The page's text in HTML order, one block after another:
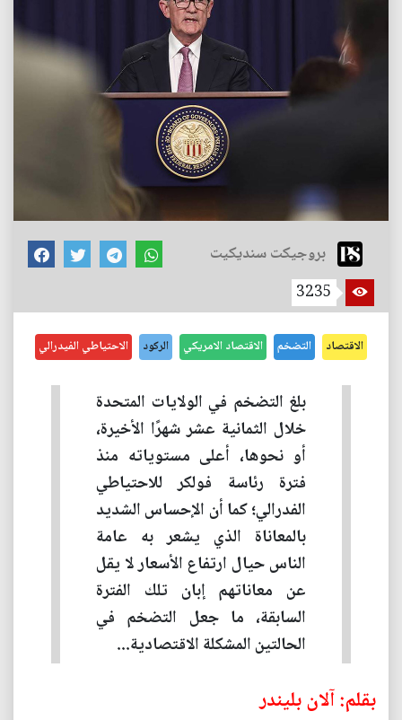
بروجيكت سنديكيت
3235
الاقتصاد التضخم الاقتصاد الامريكي الركود الاحتياطي الفيدرالي
بلغ التضخم في الولايات المتحدة
خلال الثمانية عشر شهرًا الأخيرة،
أو نحوها، أعلى مستوياته منذ
فترة رئاسة فولكر للاحتياطي
الفدرالي؛ كما أن الإحساس الشديد
بالمعاناة الذي يشعر به عامة
الناس حيال ارتفاع الأسعار لا يقل
عن معاناتهم إبان تلك الفترة
السابقة، ما جعل التضخم في
الحالتين المشكلة الاقتصادية...
بقلم: آلان بليندر